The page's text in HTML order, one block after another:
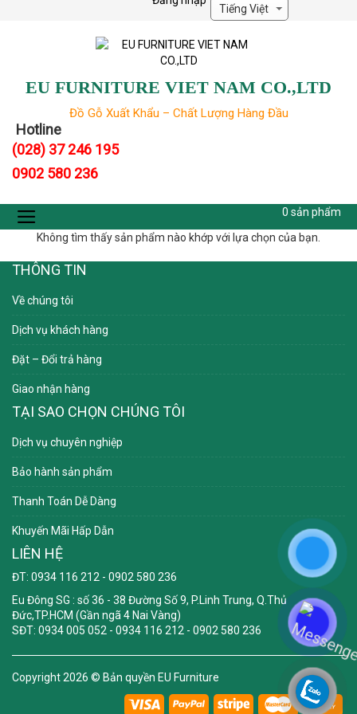
EU FURNITURE VIET NAM CO.,LTD
Đồ Gỗ Xuất Khẩu – Chất Lượng Hàng Đầu
Hotline
(028) 37 246 195
0902 580 236
0 sản phẩm
Không tìm thấy sản phẩm nào khớp với lựa chọn của bạn.
THÔNG TIN
Về chúng tôi
Dịch vụ khách hàng
Đặt – Đổi trả hàng
Giao nhận hàng
TẠI SAO CHỌN CHÚNG TÔI
Dịch vụ chuyên nghiệp
Bảo hành sản phẩm
Thanh Toán Dễ Dàng
Khuyến Mãi Hấp Dẫn
LIÊN HỆ
ĐT: 0934 116 212 - 0902 580 236
Eu Đông SG : số 36 - 38 Đường Số 9, P.Linh Trung, Q.Thủ
Đức,TP.HCM (Gần ngã 4 Nai Vàng)
SĐT: 0934 005 052 - 0934 116 212 - 0902 580 236
Copyright 2026 © Bản quyền EU Furniture